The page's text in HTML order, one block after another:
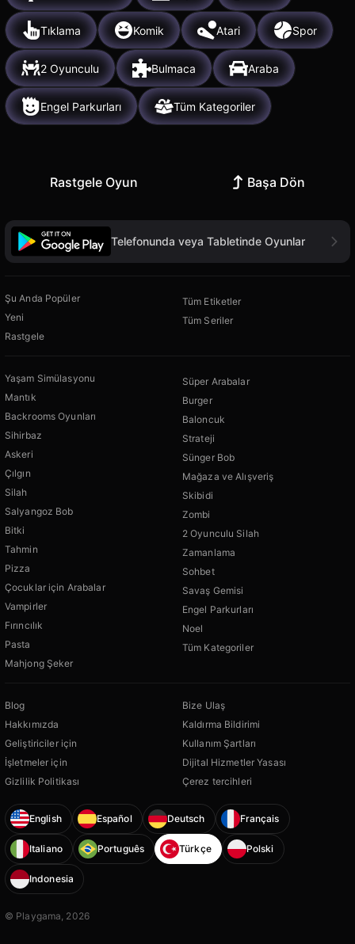
Tıklama Komik Atari Spor
2 Oyunculu Bulmaca Araba
Engel Parkurları Tüm Kategoriler
Rastgele Oyun Başa Dön
Telefonunda veya Tabletinde Oyunlar
Şu Anda Popüler
Yeni
Rastgele
Tüm Etiketler
Tüm Seriler
Yaşam Simülasyonu
Mantık
Backrooms Oyunları
Sihirbaz
Askeri
Çılgın
Silah
Salyangoz Bob
Bitki
Tahmin
Pizza
Çocuklar için Arabalar
Vampirler
Fırıncılık
Pasta
Mahjong Şeker
Süper Arabalar
Burger
Baloncuk
Strateji
Sünger Bob
Mağaza ve Alışveriş
Skibidi
Zombi
2 Oyunculu Silah
Zamanlama
Sohbet
Savaş Gemisi
Engel Parkurları
Noel
Tüm Kategoriler
Blog
Hakkımızda
Geliştiriciler için
İşletmeler için
Gizlilik Politikası
Bize Ulaş
Kaldırma Bildirimi
Kullanım Şartları
Dijital Hizmetler Yasası
Çerez tercihleri
English Español Deutsch Français
Italiano Português Türkçe Polski
Indonesia
© Playgama, 2026